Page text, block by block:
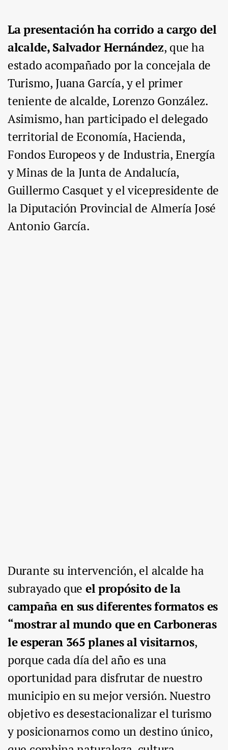
La presentación ha corrido a cargo del
alcalde, Salvador Hernández, que ha
estado acompañado por la concejala de
Turismo, Juana García, y el primer
teniente de alcalde, Lorenzo González.
Asimismo, han participado el delegado
territorial de Economía, Hacienda,
Fondos Europeos y de Industria, Energía
y Minas de la Junta de Andalucía,
Guillermo Casquet y el vicepresidente de
la Diputación Provincial de Almería José
Antonio García.
Durante su intervención, el alcalde ha
subrayado que el propósito de la
campaña en sus diferentes formatos es
“mostrar al mundo que en Carboneras
le esperan 365 planes al visitarnos,
porque cada día del año es una
oportunidad para disfrutar de nuestro
municipio en su mejor versión. Nuestro
objetivo es desestacionalizar el turismo
y posicionarnos como un destino único,